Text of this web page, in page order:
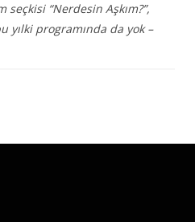
seçkisi “Nerdesin Aşkım?”,
yılki programında da yok –